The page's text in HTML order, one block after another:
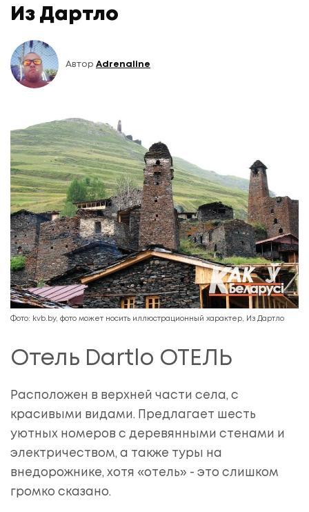
Из Дартло
Автор Adrenaline
Фото: kvb.by, фото может носить иллюстрационный характер, Из Дартло
Отель Dartlo ОТЕЛЬ
Расположен в верхней части села, с
красивыми видами. Предлагает шесть
уютных номеров с деревянными стенами и
электричеством, а также туры на
внедорожнике, хотя «отель» - это слишком
громко сказано.